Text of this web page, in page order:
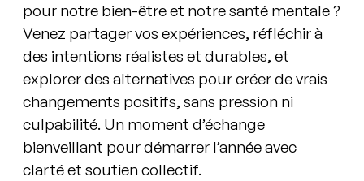
pour notre bien-être et notre santé mentale ?
Venez partager vos expériences, réfléchir à
des intentions réalistes et durables, et
explorer des alternatives pour créer de vrais
changements positifs, sans pression ni
culpabilité. Un moment d’échange
bienveillant pour démarrer l’année avec
clarté et soutien collectif.